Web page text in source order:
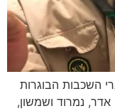
השכבות הבוגרות
נמרוד ושמשון,